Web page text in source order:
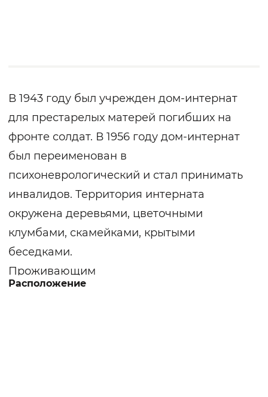
В 1943 году был учрежден дом-интернат
для престарелых матерей погибших на
фронте солдат. В 1956 году дом-интернат
был переименован в
психоневрологический и стал принимать
инвалидов. Территория интерната
окружена деревьями, цветочными
клумбами, скамейками, крытыми
беседками.
Проживающим
предлагаются двухместные жилые
Расположение